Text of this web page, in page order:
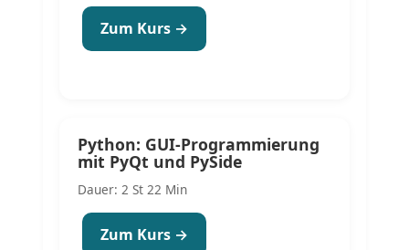
Zum Kurs →
Python: GUI-Programmierung
mit PyQt und PySide
Dauer: 2 St 22 Min
Zum Kurs →